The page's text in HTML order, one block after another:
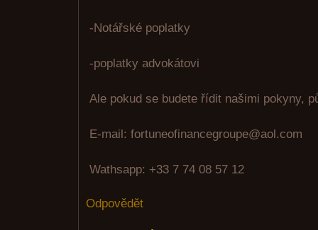
-Notářské poplatky
-poplatky advokátovi
Ale pokud se budete řídit našimi pokyny,
E-mail: fortuneofinancegroupe@aol.com
Wathsapp: +33 7 74 08 57 12
Odpovědět